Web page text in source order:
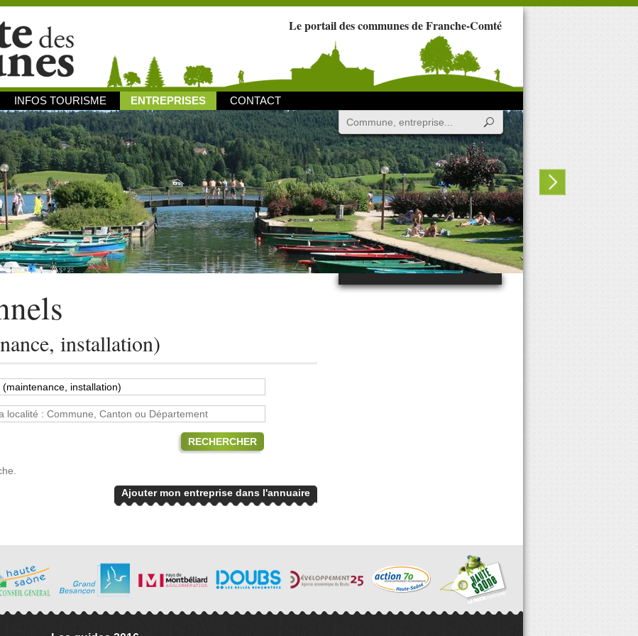
Le portail des communes de Franche-Comté
INFOS TOURISME ENTREPRISES CONTACT
installation)
RECHERCHER
Ajouter mon entreprise dans l'annuaire